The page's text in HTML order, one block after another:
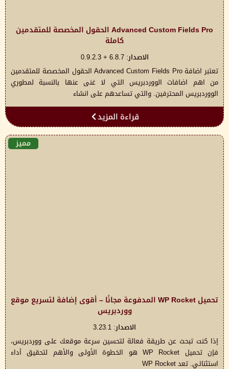
Advanced Custom Fields Pro الحقول المخصصة للمتقدمين
كاملة
الاصدار: 6.8.7 + 0.9.2.3
تعتبر اضافة Advanced Custom Fields Pro الحقول المخصصة للمتقدمين
من اهم اضافات الووردبريس التي لا غنى عنها بالنسبة لمطوري
الووردبريس المحترفين. والتي تساعدهم على انشاء
قراءة المزيد
مميز
تحميل WP Rocket المدفوعة مجانًا – أقوى إضافة لتسريع موقع
ووردبريس
الاصدار: 3.23.1
إذا كنت تبحث عن طريقة فعالة لتحسين سرعة موقعك على ووردبريس،
فإن تحميل WP Rocket هو الخطوة الأولى والأهم لتحقيق أداء
استثنائي. تعد WP Rocket